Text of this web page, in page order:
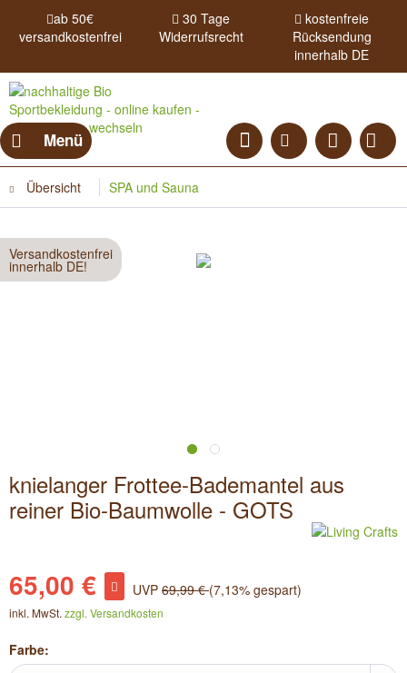
ab 50€
versandkostenfrei
30 Tage
Widerrufsrecht
kostenfreie
Rücksendung
innerhalb DE
Menü
Übersicht SPA und Sauna
Versandkostenfrei
innerhalb DE!
knielanger Frottee-Bademantel aus
reiner Bio-Baumwolle - GOTS
65,00 € UVP 69,99 €(7,13% gespart)
inkl. MwSt. zzgl. Versandkosten
Farbe: